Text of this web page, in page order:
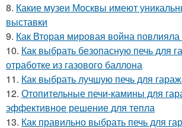
8. Какие музеи Москвы имеют
выставки
9. Как Вторая мировая война
10. Как выбрать безопасную печь для
отработке из газового баллона
11. Как выбрать лучшую печь для
12. Отопительные печи-камины для
эффективное решение для тепла
13. Как правильно выбрать печь для